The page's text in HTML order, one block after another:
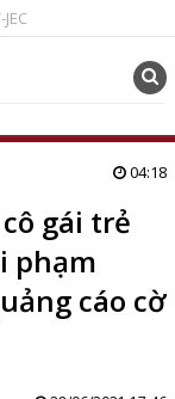
JEC
04:18
gái trẻ
phạm
cáo cờ